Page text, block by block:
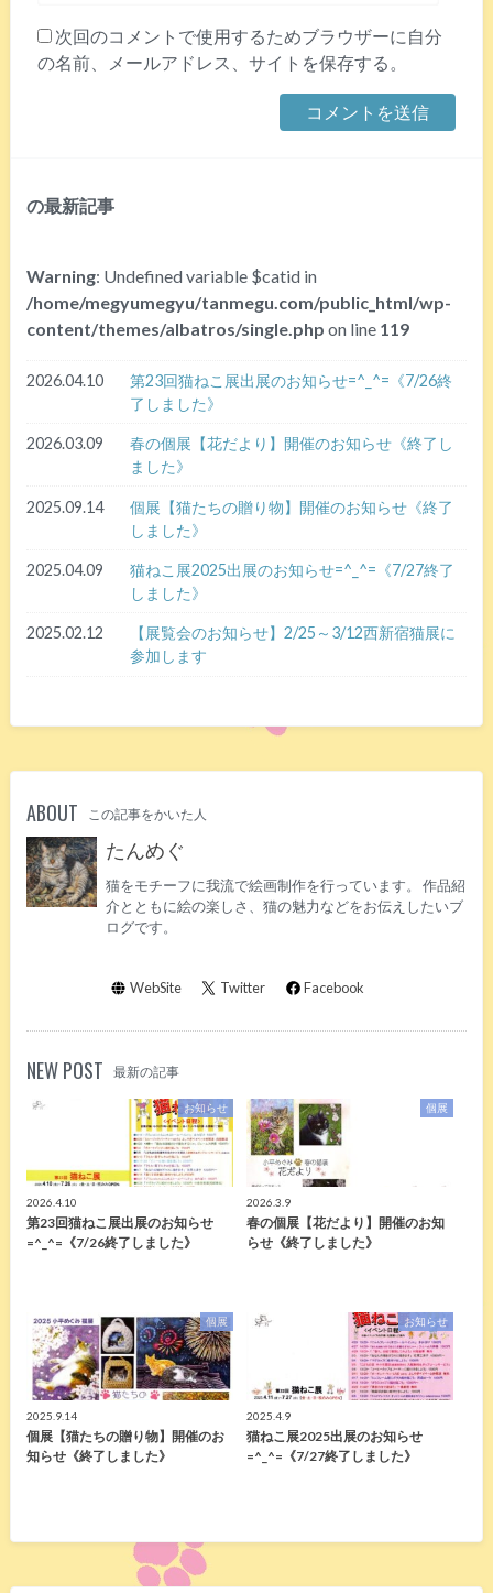
次回のコメントで使用するためブラウザーに自分
の名前、メールアドレス、サイトを保存する。
の最新記事
Warning: Undefined variable $catid in
/home/megyumegyu/tanmegu.com/public_html/wp-
content/themes/albatros/single.php on line 119
2026.04.10
第23回猫ねこ展出展のお知らせ=^_^=《7/26終
了しました》
2026.03.09
春の個展【花だより】開催のお知らせ《終了し
ました》
2025.09.14
個展【猫たちの贈り物】開催のお知らせ《終了
しました》
2025.04.09
猫ねこ展2025出展のお知らせ=^_^=《7/27終了
しました》
2025.02.12
【展覧会のお知らせ】2/25～3/12西新宿猫展に
参加します
ABOUT この記事をかいた人
たんめぐ
猫をモチーフに我流で絵画制作を行っています。 作品紹
介とともに絵の楽しさ、猫の魅力などをお伝えしたいブ
ログです。
WebSite Twitter Facebook
NEW POST 最新の記事
お知らせ
2026.4.10
第23回猫ねこ展出展のお知らせ
=^_^=《7/26終了しました》
個展
2026.3.9
春の個展【花だより】開催のお知
らせ《終了しました》
個展
2025.9.14
個展【猫たちの贈り物】開催のお
知らせ《終了しました》
お知らせ
2025.4.9
猫ねこ展2025出展のお知らせ
=^_^=《7/27終了しました》